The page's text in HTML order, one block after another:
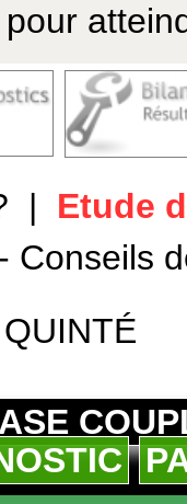
pour
Etude
Conseils